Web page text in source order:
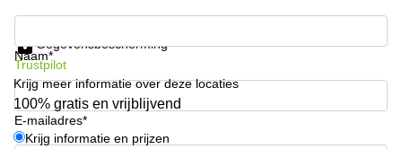
Antwerpen
Locaux
commerciaux
à louer en
Bruxelles
Naam*
E-mailadres*
Gegevensbescherming
Trustpilot
Krijg meer informatie over deze locaties
100% gratis en vrijblijvend
Krijg informatie en prijzen